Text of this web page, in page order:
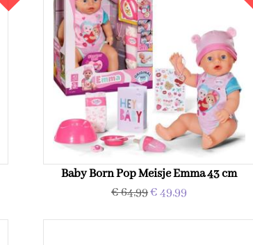
Baby Born Pop Meisje Emma 43 cm
€ 64,99€ 49,99